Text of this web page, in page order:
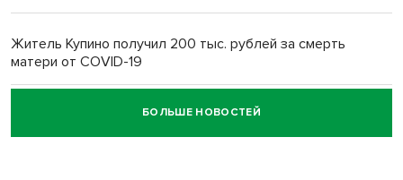
Житель Купино получил 200 тыс. рублей за смерть
матери от COVID-19
Новосибирский суд наказал водителя за смерть
пенсионерки на вокзале
БОЛЬШЕ НОВОСТЕЙ